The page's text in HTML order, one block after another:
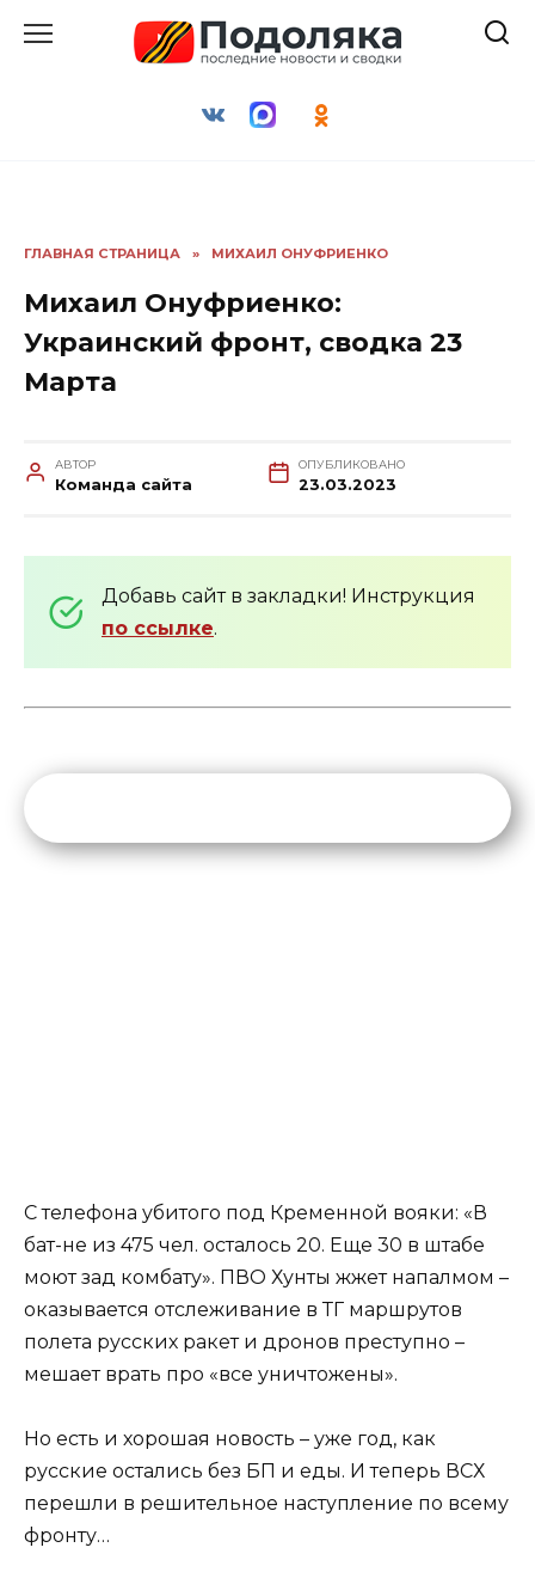
ГЛАВНАЯ СТРАНИЦА » МИХАИЛ ОНУФРИЕНКО
Михаил Онуфриенко:
Украинский фронт, сводка 23
Марта
АВТОР
Команда сайта
ОПУБЛИКОВАНО
23.03.2023
Добавь сайт в закладки! Инструкция
по ссылке.
С телефона убитого под Кременной вояки: «В
бат-не из 475 чел. осталось 20. Еще 30 в штабе
моют зад комбату». ПВО Хунты жжет напалмом –
оказывается отслеживание в ТГ маршрутов
полета русских ракет и дронов преступно –
мешает врать про «все уничтожены».
Но есть и хорошая новость – уже год, как
русские остались без БП и еды. И теперь ВСХ
перешли в решительное наступление по всему
фронту…